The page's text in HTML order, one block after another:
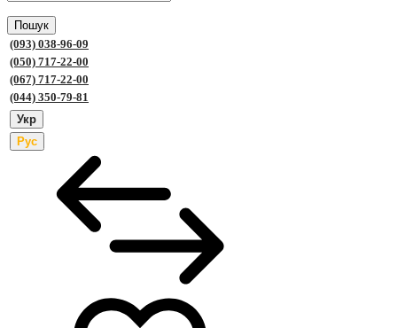
Пошук
(093) 038-96-09
(050) 717-22-00
(067) 717-22-00
(044) 350-79-81
Укр
Рус